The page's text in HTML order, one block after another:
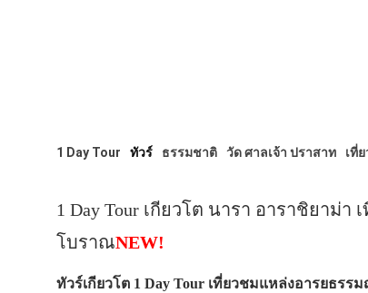
1 Day Tour ทัวร์ ธรรมชาติ วัด ศาลเจ้า ปราสาท เที่
1 Day Tour เกียวโต นารา อาราชิยาม่
โบราณNEW!
ทัวร์เกียวโต 1 Day Tour เที่ยวชมแหล่งอารยธร